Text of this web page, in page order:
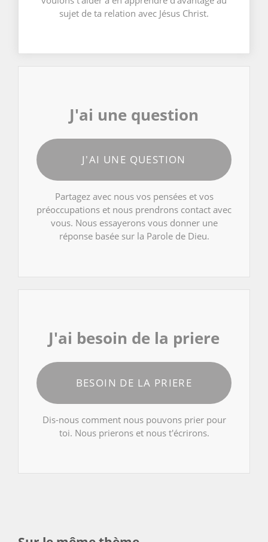
sujet de ta relation avec Jésus Christ.
J'ai une question
J'AI UNE QUESTION
Partagez avec nous vos pensées et vos
préoccupations et nous prendrons contact avec
vous. Nous essayerons vous donner une
réponse basée sur la Parole de Dieu.
J'ai besoin de la priere
BESOIN DE LA PRIERE
Dis-nous comment nous pouvons prier pour
toi. Nous prierons et nous t'écrirons.